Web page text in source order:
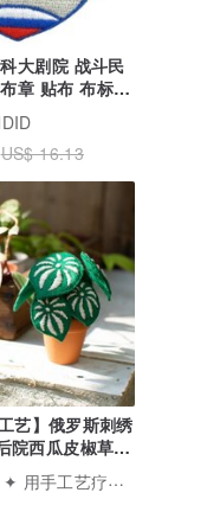
大剧院 战斗民
章 贴布 布标
US$ 16.13
艺】俄罗斯刺绣
院西瓜皮椒草。
DIY School ✦ 用手工艺疗愈日常